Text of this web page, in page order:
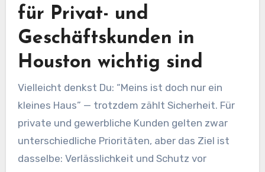
für Privat- und
Geschäftskunden in
Houston wichtig sind
Vielleicht denkst Du: “Meins ist doch nur ein
kleines Haus” — trotzdem zählt Sicherheit. Für
private und gewerbliche Kunden gelten zwar
unterschiedliche Prioritäten, aber das Ziel ist
dasselbe: Verlässlichkeit und Schutz vor